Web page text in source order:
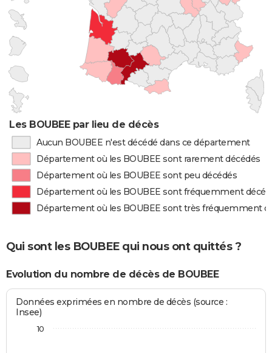
Les BOUBEE par lieu de décès
Aucun BOUBEE n'est décédé dans ce département
Département où les BOUBEE sont rarement décédés
Département où les BOUBEE sont peu décédés
Département où les BOUBEE sont fréquemment
Département où les BOUBEE sont très fréquemment
Qui sont les BOUBEE qui nous ont quittés ?
Evolution du nombre de décès de BOUBEE
Données exprimées en nombre de décès (source :
Insee)
10